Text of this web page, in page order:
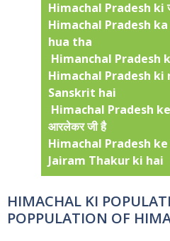
Himachal Pradesh ki
Himachal Pradesh ka
hua tha
Himanchal Pradesh
Himachal Pradesh
Sanskrit hai
Himachal Pradesh ke
आरलेकर जी है
Himachal Pradesh
Jairam Thakur ki hai
HIMACHAL KI
POPPULATION OF